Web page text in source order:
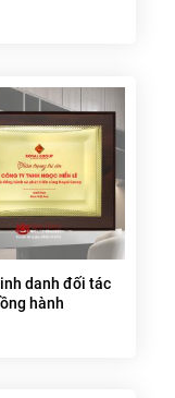
danh đối tác
hành